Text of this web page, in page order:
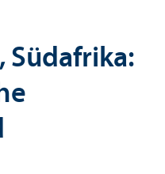
Südafrika: